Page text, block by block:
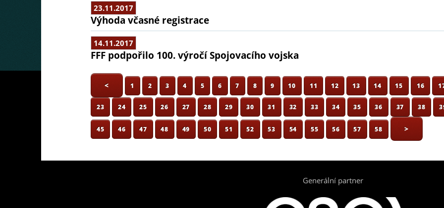
23.11.2017
Výhoda včasné registrace
14.11.2017
FFF podpořilo 100. výročí Spojovacího vojska
< 1 2 3 4 5 6 7 8 9 10 11 12 13 14 15 16
23 24 25 26 27 28 29 30 31 32 33 34 35 36 37 38
45 46 47 48 49 50 51 52 53 54 55 56 57 58 >
Generální partner